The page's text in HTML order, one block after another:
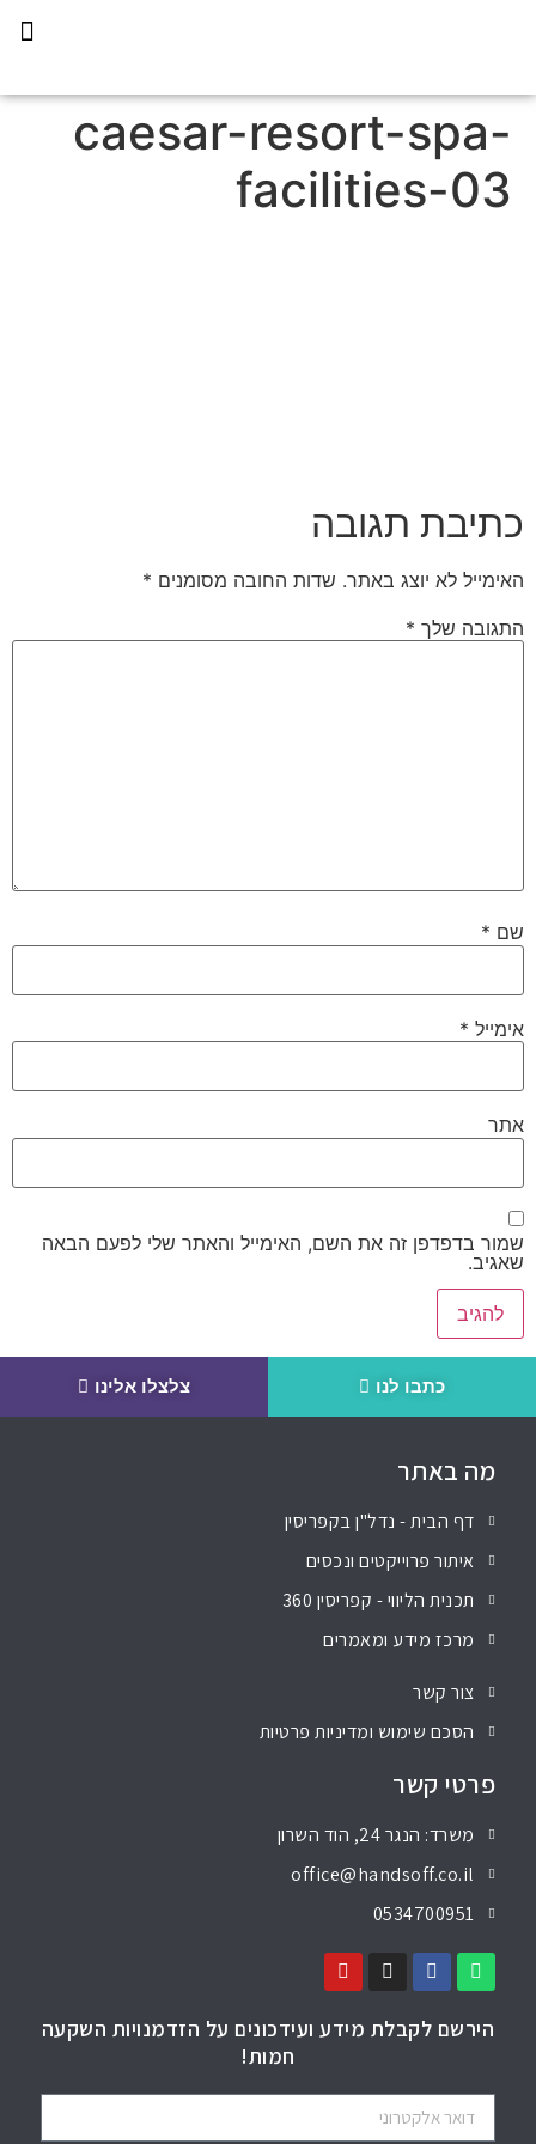
caesar-resort-spa-
facilities-03
כתיבת תגובה
האימייל לא יוצג באתר. שדות החובה מסומנים *
התגובה שלך *
שם *
אימייל *
אתר
שמור בדפדפן זה את השם, האימייל והאתר שלי לפעם הבאה
שאגיב.
כתבו לנו צלצלו אלינו
מה באתר
דף הבית - נדל"ן בקפריסין
איתור פרוייקטים ונכסים
תכנית הליווי - קפריסין 360
מרכז מידע ומאמרים
צור קשר
הסכם שימוש ומדיניות פרטיות
פרטי קשר
משרד: הנגר 24, הוד השרון
office@handsoff.co.il
0534700951
הירשם לקבלת מידע ועידכונים על הזדמנויות השקעה
חמות!